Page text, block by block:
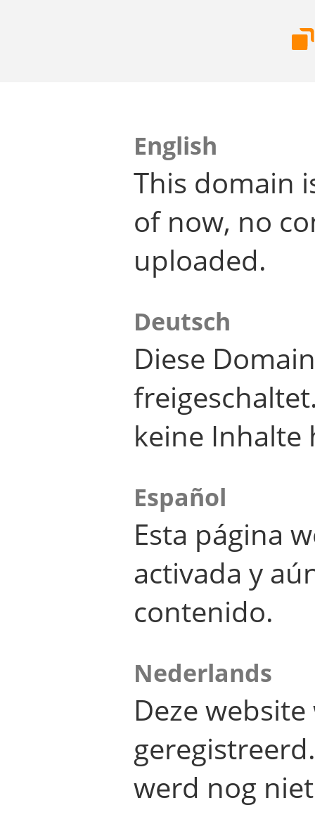
English
This domain
of now, no
uploaded.
Deutsch
Diese
keine Inhalte
Español
Esta página
activada y
contenido.
Nederlands
Deze
werd nog